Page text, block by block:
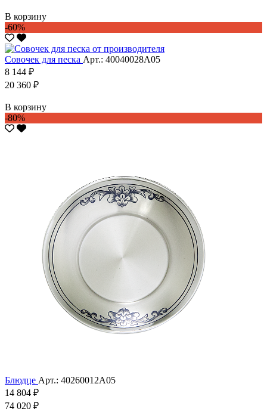
В корзину
-60%
Совочек для песка Арт.: 40040028А05
8 144 ₽
20 360 ₽
В корзину
-80%
Блюдце Арт.: 40260012А05
14 804 ₽
74 020 ₽